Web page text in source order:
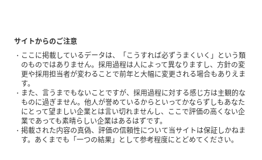
サイトからのご注意
ここに掲載しているデータは、「こうすれば必ずうまくいく」という類
のものではありません。採用過程は人によって異なりますし、方針の変
更や採用担当者が変わることで前年と大幅に変更される場合もありえま
す。
また、言うまでもないことですが、採用過程に対する感じ方は主観的な
ものに過ぎません。他人が誉めているからといってかならずしもあなた
にとって望ましい企業とは言い切れませんし、ここで評価の高くない企
業であっても素晴らしい企業はあるはずです。
掲載された内容の真偽、評価の信頼性について当サイトは保証しかねま
す。あくまでも「一つの結果」として参考程度にとどめてください。